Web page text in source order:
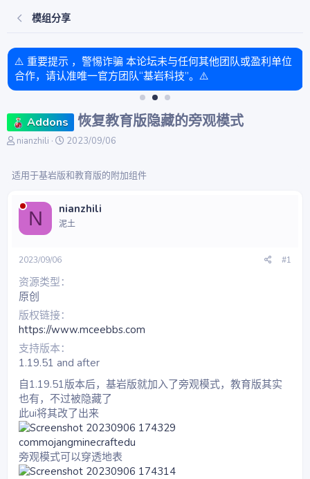
模组分享
⚠️ 重要提示 ，警惕诈骗 本论坛未与任何其他团队或盈利单位
合作，请认准唯一官方团队“基岩科技”。⚠️
Addons 恢复教育版隐藏的旁观模式
主
起
nianzhili
开
间
2023/09/06
适用于基岩版和教育版的附加组件
N nianzhili
泥土
2023/09/06 #1
资源类型
原创
版权链接
https://www.mceebbs.com
支持版本
1.19.51 and after
自1.19.51版本后，基岩版就加入了旁观模式，教育版其实
也有，不过被隐藏了
此ui将其改了出来
旁观模式可以穿透地表